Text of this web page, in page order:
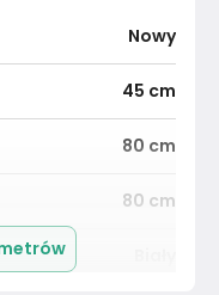
Nowy
45 cm
80 cm
80 cm